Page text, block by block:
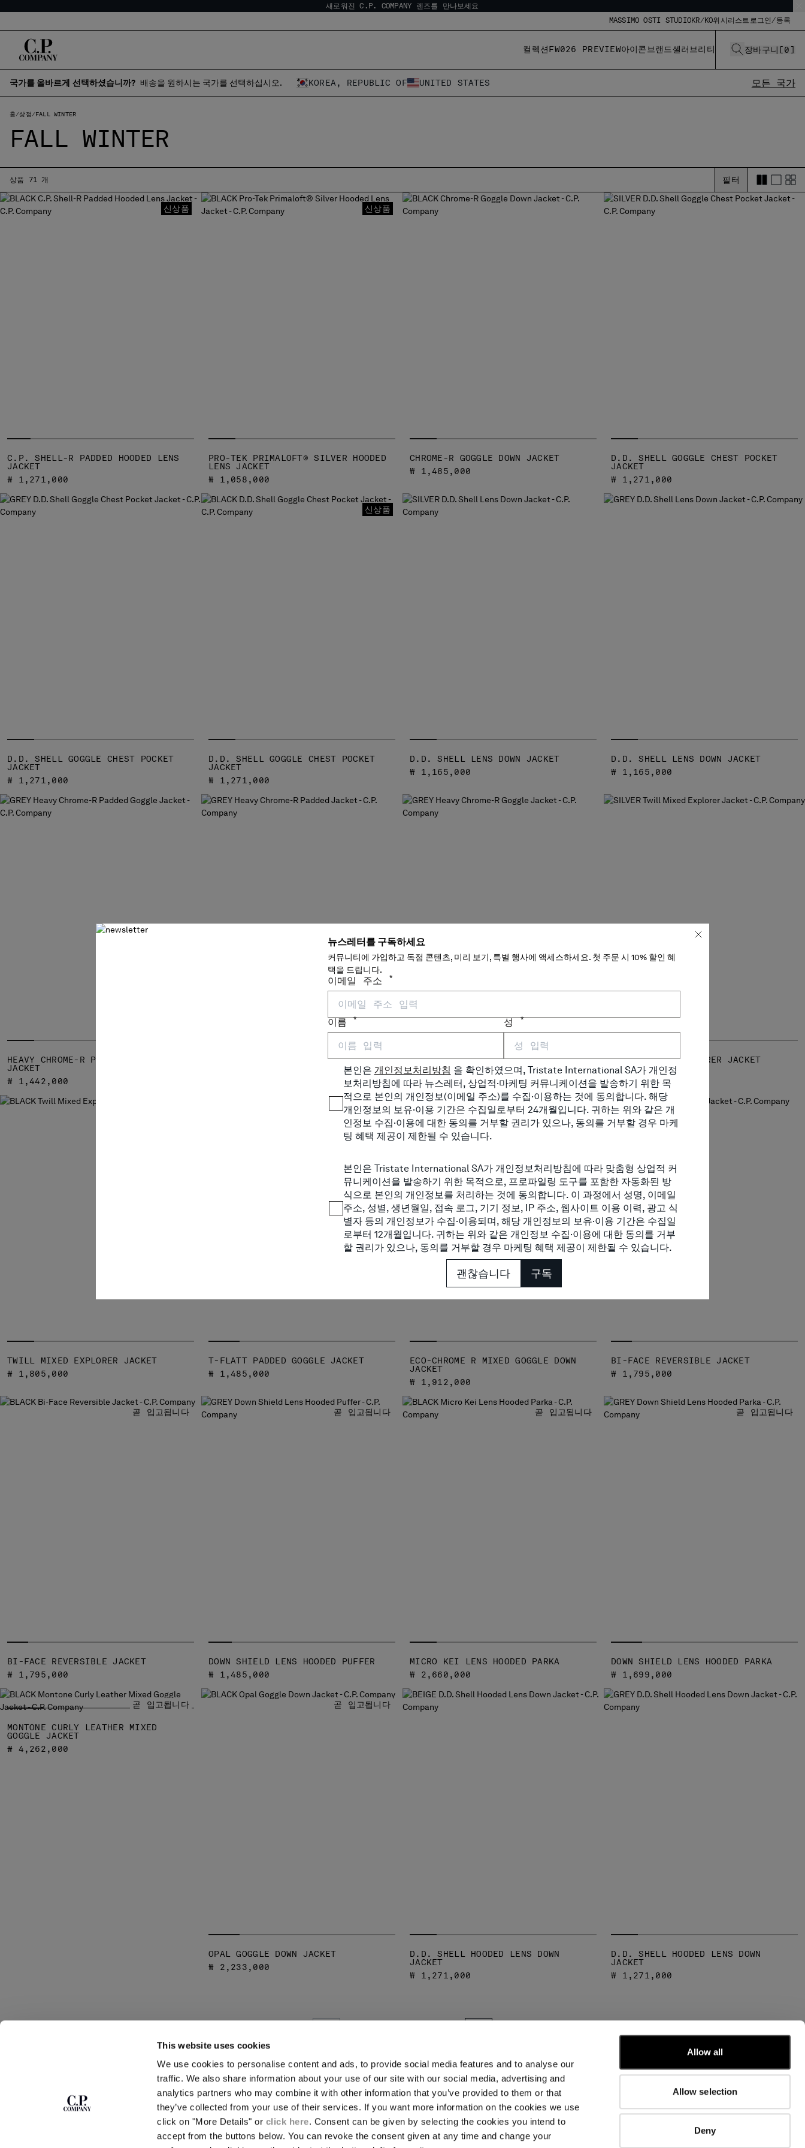
This website uses cookies
We use cookies to personalise content and ads, to provide social media features and to analyse our
traffic. We also share information about your use of our site with our social media, advertising and
analytics partners who may combine it with other information that you’ve provided to them or that
they’ve collected from your use of their services. If you want more information on the cookies we use
click on "More Details" or click here. Consent can be given by selecting the cookies you intend to
accept from the buttons below. You can revoke the consent given at any time and change your
Allow all
Allow selection
Deny
새로워진 C.P. COMPANY 렌즈를 만나보세요
MASSIMO OSTI STUDIOKR/KO위시리스트 로그인/등록
컬렉션FW026 PREVIEW아이콘 브랜드셀러브리티 장바구니 [0 ]
국가를 올바르게 선택하셨습니까? 배송을 원하시는 국가를 선택하십시오. KOREA, REPUBLIC OF UNITED STATES 모든 국가
홈 상점 FALL WINTER
FALL WINTER
필터
상품 71 개
신상품
C.P. SHELL-R PADDED HOODED LENS
JACKET
₩ 1,271,000
신상품
PRO-TEK PRIMALOFT® SILVER HOODED
LENS JACKET
₩ 1,058,000
CHROME-R GOGGLE DOWN JACKET
₩ 1,485,000
D.D. SHELL GOGGLE CHEST POCKET
JACKET
₩ 1,271,000
D.D. SHELL GOGGLE CHEST POCKET
JACKET
₩ 1,271,000
신상품
D.D. SHELL GOGGLE CHEST POCKET
JACKET
₩ 1,271,000
D.D. SHELL LENS DOWN JACKET
₩ 1,165,000
D.D. SHELL LENS DOWN JACKET
₩ 1,165,000
HEAVY CHROME-R PADDED GOGGLE
JACKET
₩ 1,442,000
HEAVY CHROME-R PADDED JACKET
HEAVY CHROME-R GOGGLE JACKET
₩ 1,549,000
TWILL MIXED EXPLORER JACKET
₩ 1,805,000
TWILL MIXED EXPLORER JACKET
₩ 1,805,000
T-FLATT PADDED GOGGLE JACKET
₩ 1,485,000
신상품
ECO-CHROME R MIXED GOGGLE DOWN
JACKET
₩ 1,912,000
BI-FACE REVERSIBLE JACKET
₩ 1,795,000
곧 입고됩니다
BI-FACE REVERSIBLE JACKET
₩ 1,795,000
곧 입고됩니다
DOWN SHIELD LENS HOODED PUFFER
₩ 1,485,000
곧 입고됩니다
MICRO KEI LENS HOODED PARKA
₩ 2,660,000
곧 입고됩니다
DOWN SHIELD LENS HOODED PARKA
₩ 1,699,000
곧 입고됩니다
MONTONE CURLY LEATHER MIXED
GOGGLE JACKET
₩ 4,262,000
곧 입고됩니다
OPAL GOGGLE DOWN JACKET
₩ 2,233,000
D.D. SHELL HOODED LENS DOWN
JACKET
₩ 1,271,000
D.D. SHELL HOODED LENS DOWN
JACKET
₩ 1,271,000
뉴스레터를 구독하세요
커뮤니티에 가입하고 독점 콘텐츠, 미리 보기, 특별 행사에 액세스하세요. 첫 주문 시 10% 할인 혜
택을 드립니다.
이메일 주소 *
이름 * 성 *
본인은 개인정보처리방침 을 확인하였으며, Tristate International SA가 개인정
보처리방침에 따라 뉴스레터, 상업적·마케팅 커뮤니케이션을 발송하기 위한 목
적으로 본인의 개인정보(이메일 주소)를 수집·이용하는 것에 동의합니다. 해당
개인정보의 보유·이용 기간은 수집일로부터 24개월입니다. 귀하는 위와 같은 개
인정보 수집·이용에 대한 동의를 거부할 권리가 있으나, 동의를 거부할 경우 마케
팅 혜택 제공이 제한될 수 있습니다.
본인은 Tristate International SA가 개인정보처리방침에 따라 맞춤형 상업적 커
뮤니케이션을 발송하기 위한 목적으로, 프로파일링 도구를 포함한 자동화된 방
식으로 본인의 개인정보를 처리하는 것에 동의합니다. 이 과정에서 성명, 이메일
주소, 성별, 생년월일, 접속 로그, 기기 정보, IP 주소, 웹사이트 이용 이력, 광고 식
별자 등의 개인정보가 수집·이용되며, 해당 개인정보의 보유·이용 기간은 수집일
로부터 12개월입니다. 귀하는 위와 같은 개인정보 수집·이용에 대한 동의를 거부
할 권리가 있으나, 동의를 거부할 경우 마케팅 혜택 제공이 제한될 수 있습니다.
괜찮습니다 구독
뉴스레터를 구독하
커뮤니티에 가입하고 독점 콘텐츠, 미리 보기, 특별
ABOUT
회사 이야기
가먼트 다잉
아이콘
법적 영역
배송
판매 조건
반품
결제
자주 묻는 질문